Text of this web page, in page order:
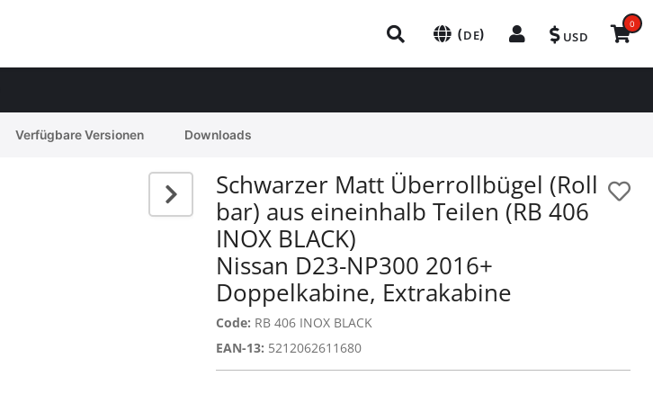
(DE) USD
0
Verfügbare Versionen Downloads
Schwarzer Matt Überrollbügel (Roll
bar) aus eineinhalb Teilen (RB 406
INOX BLACK)
Nissan D23-NP300 2016+
Doppelkabine, Extrakabine
Code: RB 406 INOX BLACK
EAN-13: 5212062611680